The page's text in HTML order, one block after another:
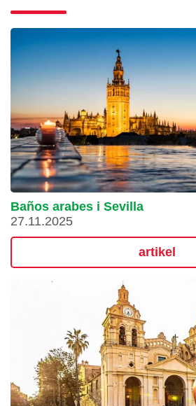
Baños arabes i Sevilla
27.11.2025
artikel